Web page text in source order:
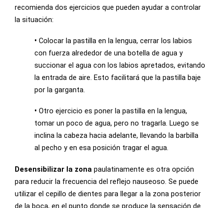
recomienda dos ejercicios que pueden ayudar a controlar
la situación:
• Colocar la pastilla en la lengua, cerrar los labios
con fuerza alrededor de una botella de agua y
succionar el agua con los labios apretados, evitando
la entrada de aire. Esto facilitará que la pastilla baje
por la garganta.
• Otro ejercicio es poner la pastilla en la lengua,
tomar un poco de agua, pero no tragarla. Luego se
inclina la cabeza hacia adelante, llevando la barbilla
al pecho y en esa posición tragar el agua.
Desensibilizar la zona paulatinamente es otra opción
para reducir la frecuencia del reflejo nauseoso. Se puede
utilizar el cepillo de dientes para llegar a la zona posterior
de la boca, en el punto donde se produce la sensación de